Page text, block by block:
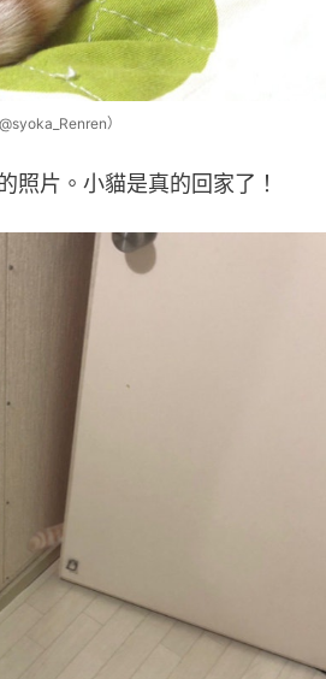
）
照片。小貓是真的回家了！